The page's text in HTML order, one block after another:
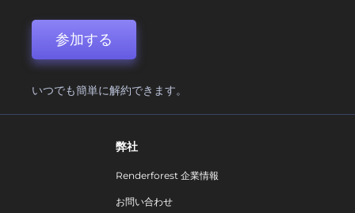
参加する
いつでも簡単に解約できます。
弊社
Renderforest 企業情報
お問い合わせ